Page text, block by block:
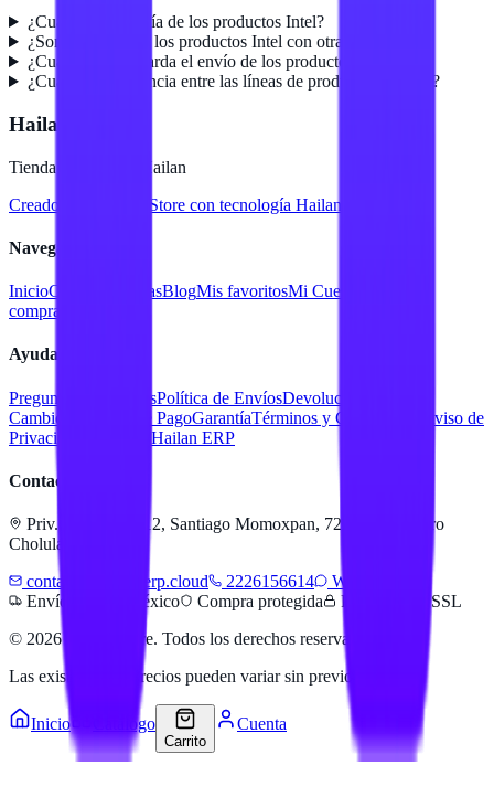
¿Cuál es la garantía de los productos Intel?
¿Son compatibles los productos Intel con otras marcas?
¿Cuánto tiempo tarda el envío de los productos?
¿Cuál es la diferencia entre las líneas de productos de Intel?
Hailan Store
Tienda en línea de Hailan
Creado para
Hailan Store con tecnología Hailan ERP
Navegación
InicioCatálogo MarcasBlogMis favoritosMi Cuenta
compra
Ayuda
Preguntas FrecuentesPolítica de EnvíosDevoluciones y
Cambios
Métodos de PagoGarantíaTérminos y Condiciones
Aviso de
Privacidad
Servicios Hailan ERP
Contacto
Priv. Alejandra 512, Santiago Momoxpan, 72775 San Pedro
Cholula, Pue.
contacto@hailanerp.cloud
2226156614
WhatsApp
Envíos a todo México
Compra protegida
Pago seguro SSL
© 2026 Hailan Store. Todos los derechos reservados.
Las existencias y precios pueden variar sin previo aviso.
Inicio Catálogo
Carrito
Cuenta